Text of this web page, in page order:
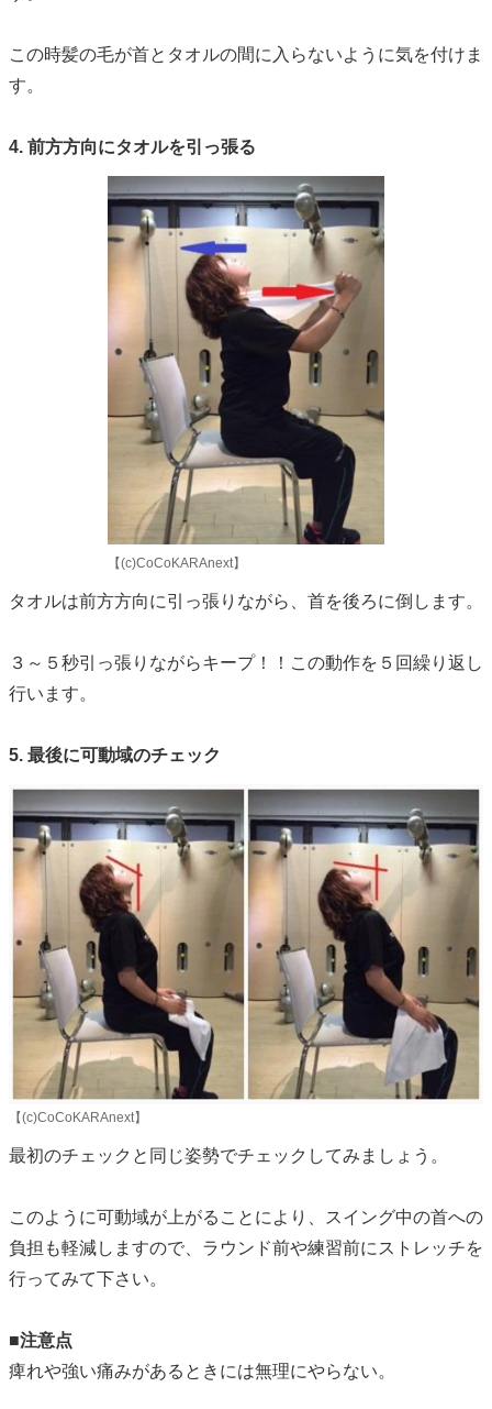
この時髪の毛が首とタオルの間に入らないように気を付けま
す。
4. 前方方向にタオルを引っ張る
【(c)CoCoKARAnext】
タオルは前方方向に引っ張りながら、首を後ろに倒します。
３～５秒引っ張りながらキープ！！この動作を５回繰り返し
行います。
5. 最後に可動域のチェック
【(c)CoCoKARAnext】
最初のチェックと同じ姿勢でチェックしてみましょう。
このように可動域が上がることにより、スイング中の首への
負担も軽減しますので、ラウンド前や練習前にストレッチを
行ってみて下さい。
■注意点
痺れや強い痛みがあるときには無理にやらない。